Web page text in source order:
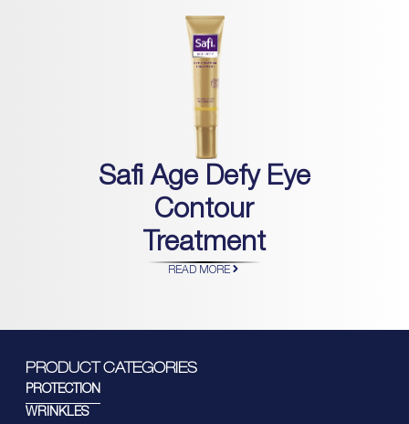
Safi Age Defy Eye
Contour
Treatment
READ MORE
PRODUCT CATEGORIES
PROTECTION
WRINKLES